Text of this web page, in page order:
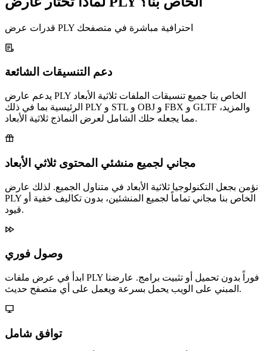
قدرات عرض PLY احترافية مباشرة في متصفحك
دعم التنسيقات الشائعة
يدعم عارض PLY الخاص بنا جميع تنسيقات الملفات ثلاثية الأبعاد
الرئيسية بما في ذلك PLY و STL و OBJ و FBX و GLTF والمزيد،
مما يجعله حلك الشامل لعرض النماذج ثلاثية الأبعاد.
مجاني لجميع منشئي المحتوى ثلاثي الأبعاد
نؤمن بجعل التكنولوجيا ثلاثية الأبعاد في متناول الجميع. لذلك عارض
PLY الخاص بنا مجاني تماماً لجميع المنشئين، بدون تكاليف خفية أو
قيود.
وصول فوري
ابدأ في عرض ملفات PLY فوراً بدون تحميل أو تثبيت برامج. عارضنا
المبني على الويب يحمل بسرعة ويعمل على أي متصفح حديث.
توافق شامل